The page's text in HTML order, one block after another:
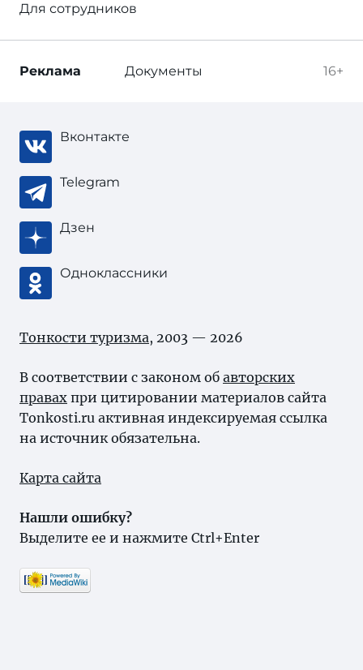
Для сотрудников
16+
Реклама Документы
Вконтакте
Telegram
Дзен
Одноклассники
Тонкости туризма, 2003 — 2026
В соответствии с законом об авторских
правах при цитировании материалов сайта
Tonkosti.ru активная индексируемая ссылка
на источник обязательна.
Карта сайта
Нашли ошибку?
Выделите ее и нажмите Ctrl+Enter